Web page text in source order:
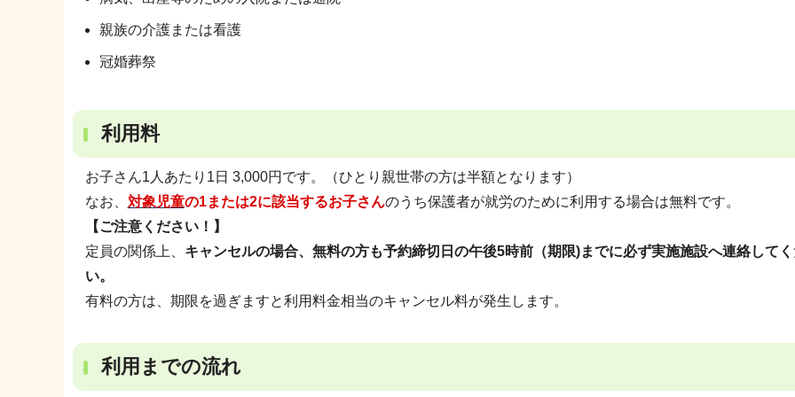
親族の介護または看護
冠婚葬祭
利用料
お子さん1人あたり1日 3,000円です。（ひとり親世帯の方は半額となります）
なお、 対象児童の1または2に該当するお子さんのうち保護者が就労のために利用する場合は無料です。
【ご注意ください！】
定員の関係上、 キャンセルの場合、無料の方も予約締切日の午後5時前（期限)までに必ず実施施設へ連絡してく
い。
有料の方は、期限を過ぎますと利用料金相当のキャンセル料が発生します。
利用までの流れ